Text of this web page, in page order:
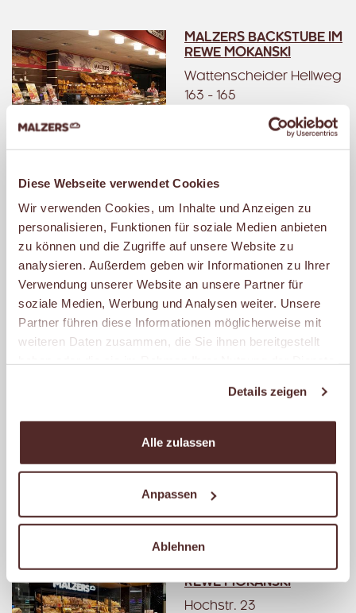
Diese Webseite verwendet Cookies
Wir verwenden Cookies, um Inhalte und Anzeigen zu
personalisieren, Funktionen für soziale Medien anbieten
zu können und die Zugriffe auf unsere Website zu
analysieren. Außerdem geben wir Informationen zu Ihrer
Verwendung unserer Website an unsere Partner für
soziale Medien, Werbung und Analysen weiter. Unsere
Partner führen diese Informationen möglicherweise mit
weiteren Daten zusammen, die Sie ihnen bereitgestellt
Details zeigen
Alle zulassen
Anpassen
Ablehnen
MALZERS BACKSTUBE IM
REWE MOKANSKI
Wattenscheider Hellweg
163 - 165
44867 Bochum
Geöffnet
MALZERS BACKSTUBE IM
REWE MOKANSKI
Westenfelder Str. 202
44867 Bochum
Geöffnet
– schließt um 21:00 Uhr.
MALZERS BACKSTUBE IM
Geöffnet
MALZERS BACKSTUBE IM
REWE MOKANSKI
Hochstr. 23